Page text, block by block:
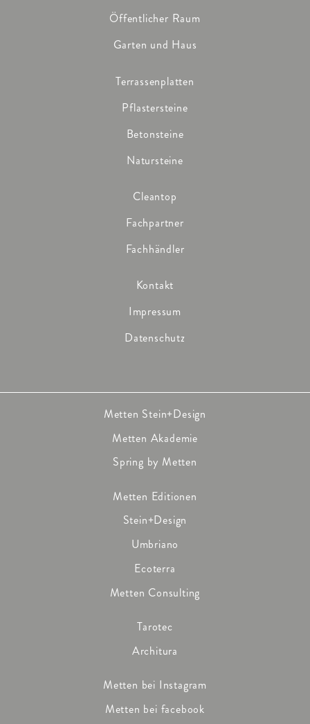
Öffentlicher Raum
Garten und Haus
Terrassenplatten
Pflastersteine
Betonsteine
Natursteine
Cleantop
Fachpartner
Fachhändler
Kontakt
Impressum
Datenschutz
Metten Stein+Design
Metten Akademie
Spring by Metten
Metten Editionen
Stein+Design
Umbriano
Ecoterra
Metten Consulting
Tarotec
Architura
Metten bei Instagram
Metten bei facebook